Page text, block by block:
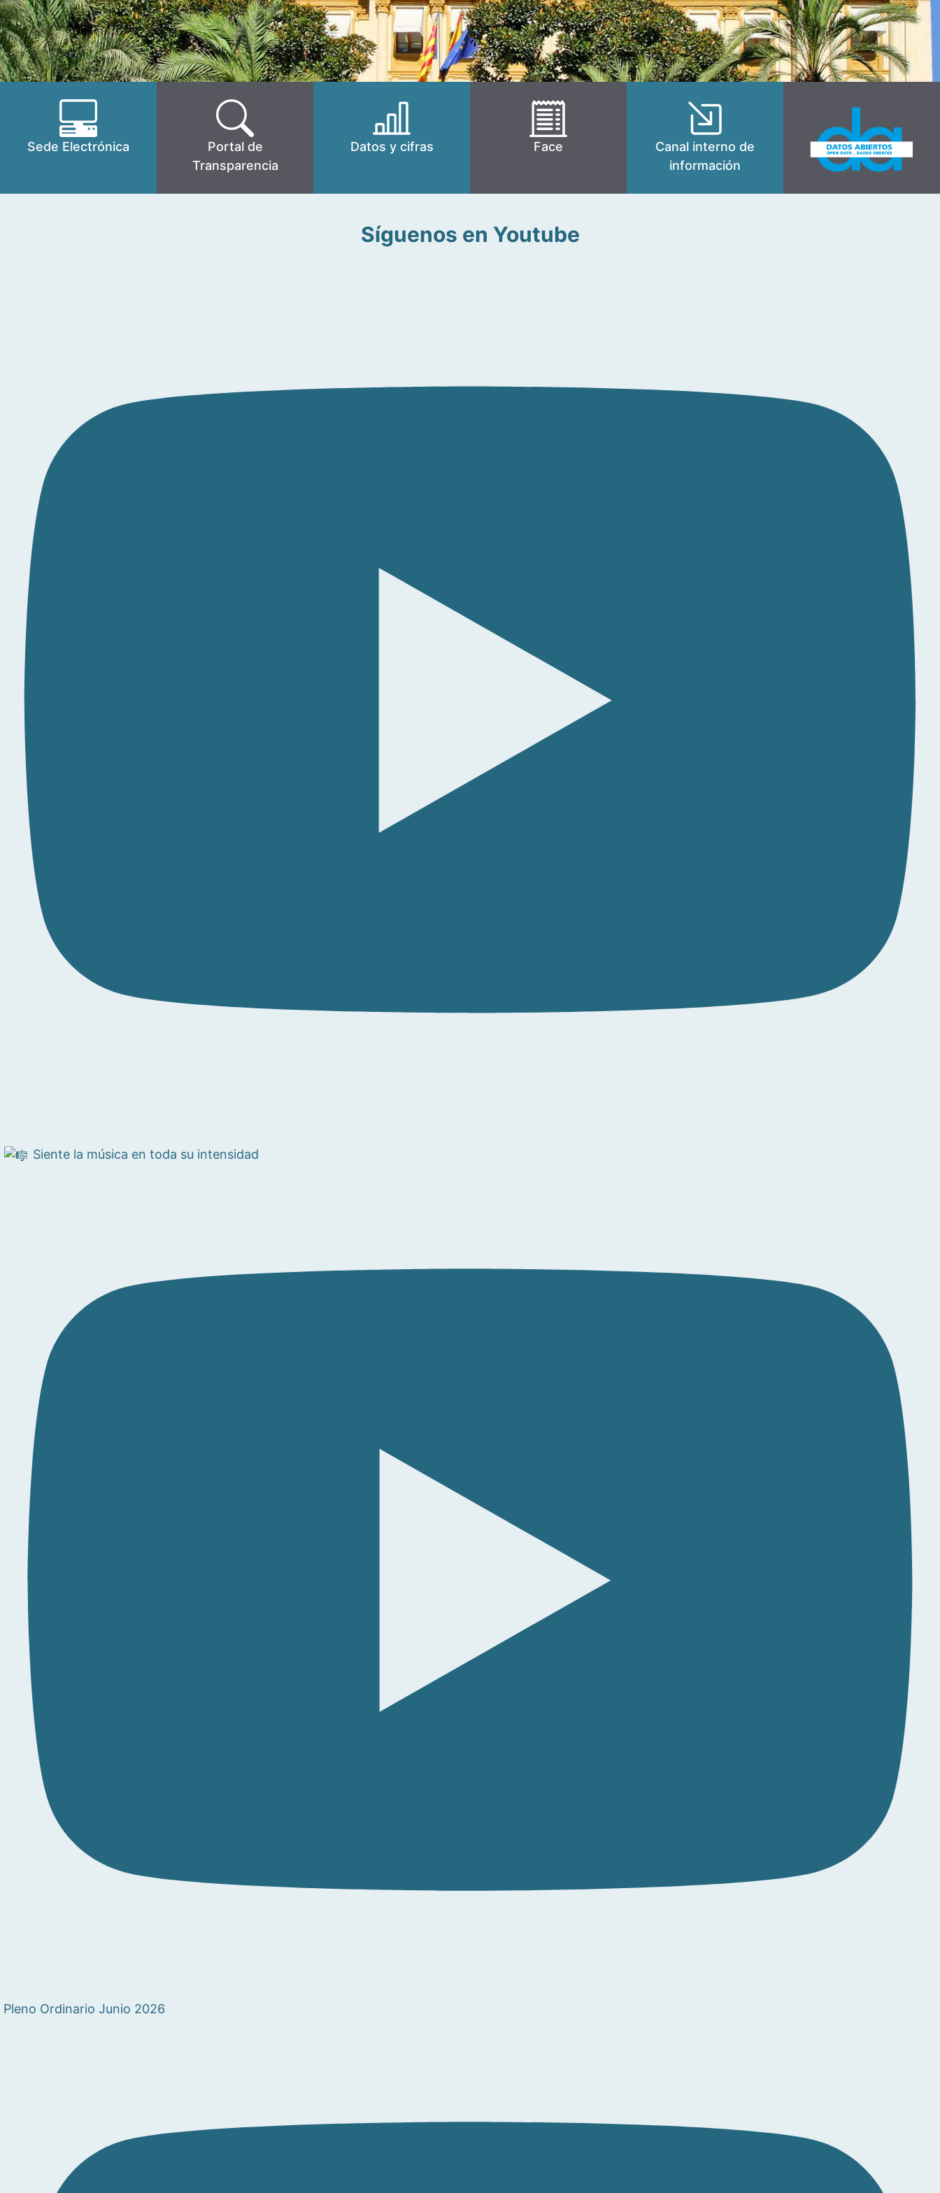
Sede Electrónica
Portal de
Transparencia
Datos y cifras Face
Canal interno de
información
Síguenos en Youtube
Siente la música en toda su intensidad
Pleno Ordinario Junio 2026